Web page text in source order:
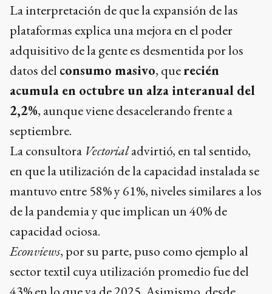
La interpretación de que la expansión de las
plataformas explica una mejora en el poder
adquisitivo de la gente es desmentida por los
datos del consumo masivo, querecién
acumula en octubre un alza interanual del
2,2%, aunque viene desacelerando frente a
septiembre.
La consultora Vectorialadvirtió, en tal sentido,
en que la utilización de la capacidad instalada se
mantuvo entre 58% y 61%, niveles similares a los
de la pandemia y que implican un 40% de
capacidad ociosa.
Econviews, por su parte, puso como ejemplo al
sector textil cuya utilización promedio fue del